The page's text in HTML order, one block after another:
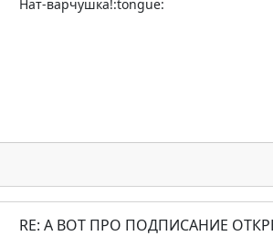
Нат-варчушка!:tongue:
RE: А ВОТ ПРО ПОДПИСАНИЕ